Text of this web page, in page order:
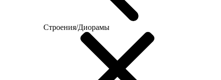
Строения/Диорамы